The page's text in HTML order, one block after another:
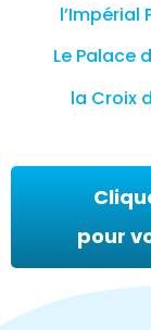
l’Impérial
Le Palace
la Croix
pour